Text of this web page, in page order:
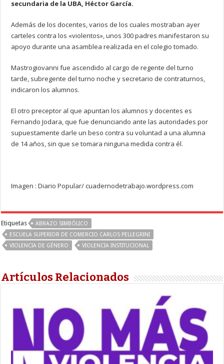
secundaria de la UBA, Héctor García.
Además de los docentes, varios de los cuales mostraban ayer
carteles contra los «violentos», unos 300 padres manifestaron su
apoyo durante una asamblea realizada en el colegio tomado.
Mastrogiovanni fue ascendido al cargo de regente del turno
tarde, subregente del turno noche y secretario de contraturnos,
indicaron los alumnos.
El otro preceptor al que apuntan los alumnos y docentes es
Fernando Jodara, que fue denunciando ante las autoridades por
supuestamente darle un beso contra su voluntad a una alumna
de 14 años, sin que se tomara ninguna medida contra él.
Imagen : Diario Popular/ cuadernodetrabajo.wordpress.com
Etiquetas
ABRAZO SIMBÓLICO
ESCUELA SUPERIOR DE COMERCIO CARLOS PELLEGRINI
VIOLENCIA DE GÉNERO
VIOLENCIA INSTITUCIONAL
Artículos Relacionados